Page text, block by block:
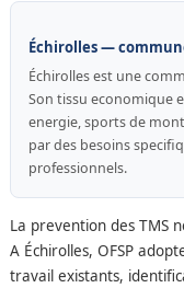
Échirolles —
Échirolles est une
Son tissu economique
energie, sports de
par des besoins
professionnels.
La prevention des TMS
A Échirolles, OFSP
travail existants,